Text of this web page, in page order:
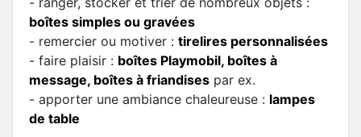
boîtes simples ou gravées
- remercier ou motiver : tirelires personnalisées
- faire plaisir : boîtes Playmobil, boîtes à
message, boîtes à friandises par ex.
- apporter une ambiance chaleureuse : lampes
de table